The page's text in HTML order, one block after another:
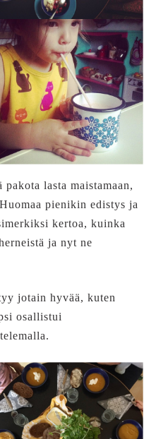
pakota lasta maistamaan,
pienikin edistys ja
kertoa, kuinka
ja nyt ne
jotain hyvää, kuten
osallistui